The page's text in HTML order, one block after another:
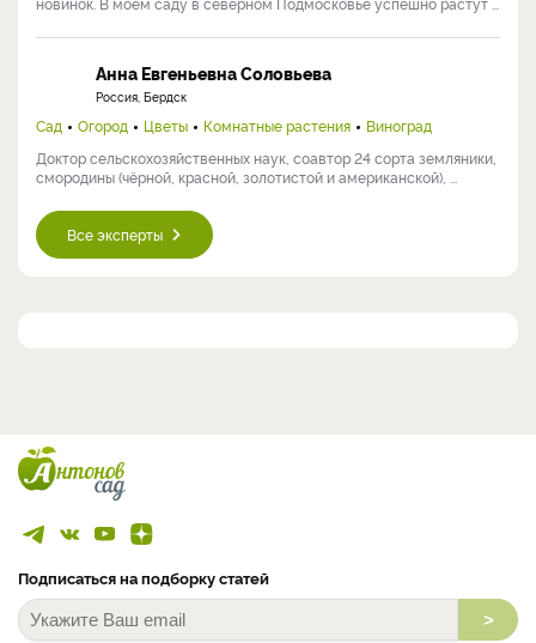
Анна Евгеньевна Соловьева
Россия, Бердск
Сад Огород Цветы Комнатные растения
Виноград
Доктор сельскохозяйственных наук, соавтор 24 сорта земляники,
смородины (чёрной, красной, золотистой и американской), ...
Все эксперты
Подписаться на подборку статей
>